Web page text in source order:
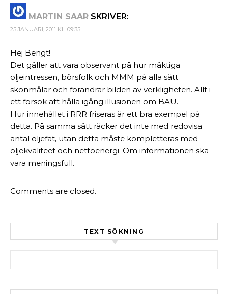
MARTIN SAAR SKRIVER:
25 JANUARI, 2011 KL. 09:35
Hej Bengt!
Det gäller att vara observant på hur mäktiga
oljeintressen, börsfolk och MMM på alla sätt
skönmålar och förändrar bilden av verkligheten. Allt i
ett försök att hålla igång illusionen om BAU.
Hur innehållet i RRR friseras är ett bra exempel på
detta. På samma sätt räcker det inte med redovisa
antal oljefat, utan detta måste kompletteras med
oljekvaliteet och nettoenergi. Om informationen ska
vara meningsfull.
Comments are closed.
TEXT SÖKNING